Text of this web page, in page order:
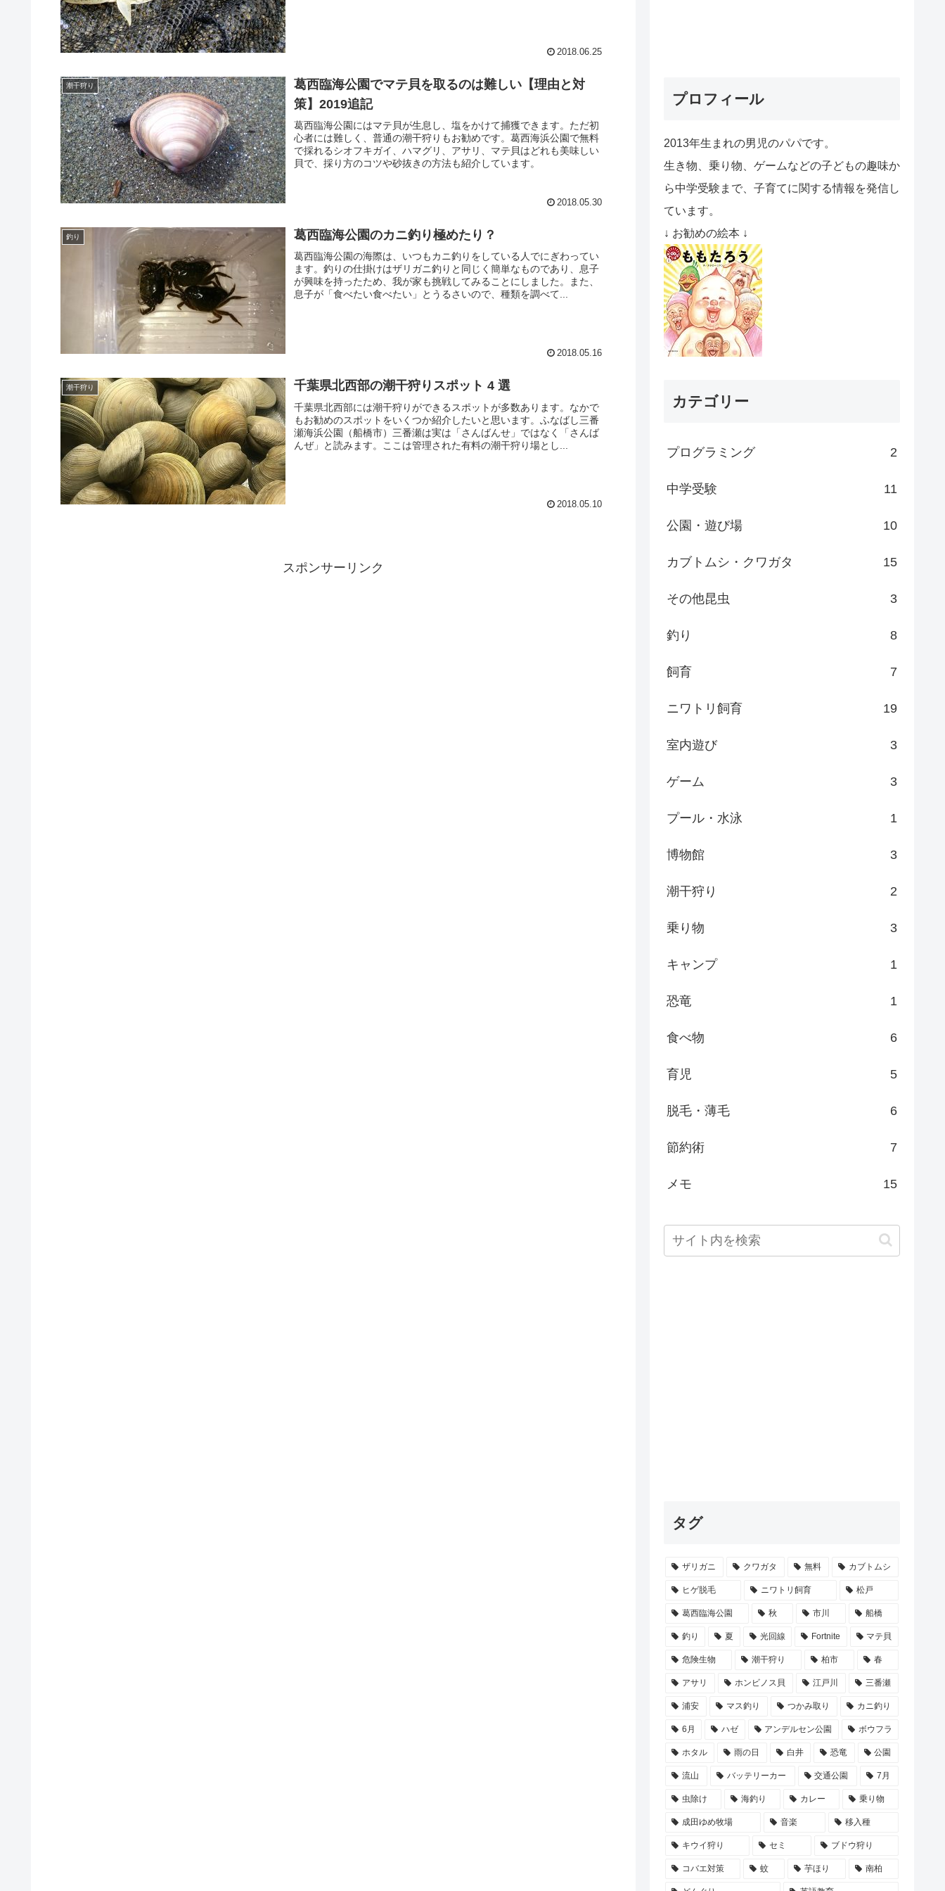
2018.06.25
潮干狩り
葛西臨海公園でマテ貝を取るのは難しい【理由と対
策】2019追記
葛西臨海公園にはマテ貝が生息し、塩をかけて捕獲できます。ただ初
心者には難しく、普通の潮干狩りもお勧めです。葛西海浜公園で無料
で採れるシオフキガイ、ハマグリ、アサリ、マテ貝はどれも美味しい
貝で、採り方のコツや砂抜きの方法も紹介しています。
2018.05.30
釣り 葛西臨海公園のカニ釣り極めたり？
葛西臨海公園の海際は、いつもカニ釣りをしている人でにぎわってい
ます。釣りの仕掛けはザリガニ釣りと同じく簡単なものであり、息子
が興味を持ったため、我が家も挑戦してみることにしました。また、
息子が「食べたい食べたい」とうるさいので、種類を調べて...
2018.05.16
潮干狩り 千葉県北西部の潮干狩りスポット 4 選
千葉県北西部には潮干狩りができるスポットが多数あります。なかで
もお勧めのスポットをいくつか紹介したいと思います。ふなばし三番
瀬海浜公園（船橋市）三番瀬は実は「さんばんせ」ではなく「さんば
んぜ」と読みます。ここは管理された有料の潮干狩り場とし...
2018.05.10
スポンサーリンク
プロフィール
2013年生まれの男児のパパです。
生き物、乗り物、ゲームなどの子どもの趣味か
ら中学受験まで、子育てに関する情報を発信し
ています。
↓ お勧めの絵本 ↓
カテゴリー
プログラミング 2
中学受験 11
公園・遊び場 10
カブトムシ・クワガタ 15
その他昆虫 3
釣り 8
飼育 7
ニワトリ飼育 19
室内遊び 3
ゲーム 3
プール・水泳 1
博物館 3
潮干狩り 2
乗り物 3
キャンプ 1
恐竜 1
食べ物 6
育児 5
脱毛・薄毛 6
節約術 7
メモ 15
タグ
ザリガニ クワガタ 無料 カブトムシ
ヒゲ脱毛 ニワトリ飼育 松戸
葛西臨海公園 秋 市川 船橋
釣り 夏 光回線 Fortnite マテ貝
危険生物 潮干狩り 柏市 春
アサリ ホンビノス貝 江戸川 三番瀬
浦安 マス釣り つかみ取り カニ釣り
6月 ハゼ アンデルセン公園 ボウフラ
ホタル 雨の日 白井 恐竜 公園
流山 バッテリーカー 交通公園 7月
虫除け 海釣り カレー 乗り物
成田ゆめ牧場 音楽 移入種
キウイ狩り セミ ブドウ狩り
コバエ対策 蚊 芋ほり 南柏